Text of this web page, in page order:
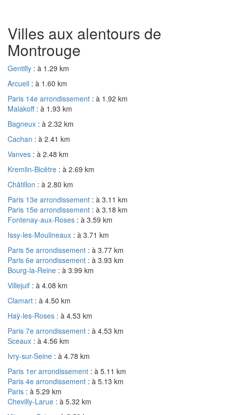
Villes aux alentours de
Montrouge
Gentilly : à 1.29 km
Arcueil : à 1.60 km
Paris 14e arrondissement : à 1.92 km
Malakoff : à 1.93 km
Bagneux : à 2.32 km
Cachan : à 2.41 km
Vanves : à 2.48 km
Kremlin-Bicêtre : à 2.69 km
Châtillon : à 2.80 km
Paris 13e arrondissement : à 3.11 km
Paris 15e arrondissement : à 3.18 km
Fontenay-aux-Roses : à 3.59 km
Issy-les-Moulineaux : à 3.71 km
Paris 5e arrondissement : à 3.77 km
Paris 6e arrondissement : à 3.93 km
Bourg-la-Reine : à 3.99 km
Villejuif : à 4.08 km
Clamart : à 4.50 km
Haÿ-les-Roses : à 4.53 km
Paris 7e arrondissement : à 4.53 km
Sceaux : à 4.56 km
Ivry-sur-Seine : à 4.78 km
Paris 1er arrondissement : à 5.11 km
Paris 4e arrondissement : à 5.13 km
Paris : à 5.29 km
Chevilly-Larue : à 5.32 km